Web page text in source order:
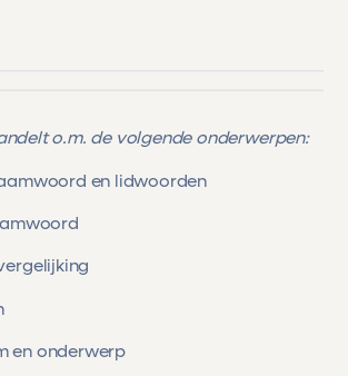
o.m. de volgende onderwerpen:
en lidwoorden
en onderwerp